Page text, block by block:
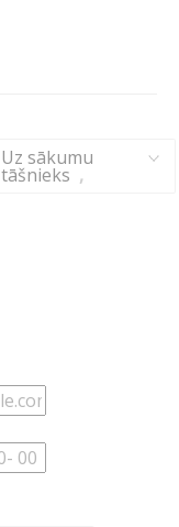
Uz sākumu
tāšnieks ,